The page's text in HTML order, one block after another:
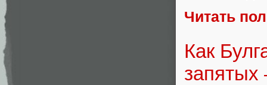
Читать
Как
запятых